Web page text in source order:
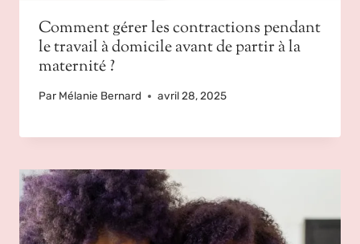
Comment gérer les contractions pendant
le travail à domicile avant de partir à la
maternité ?
Par Mélanie Bernard avril 28, 2025